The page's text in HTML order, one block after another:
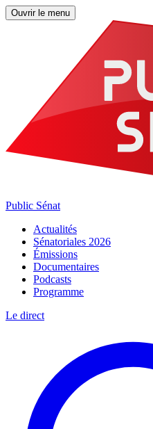
Ouvrir le menu
Public Sénat
Actualités
Sénatoriales 2026
Émissions
Documentaires
Podcasts
Programme
Le direct